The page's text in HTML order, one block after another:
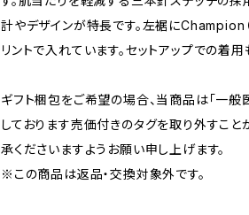
計やデザインが特長です。左裾にChampion
リントで入れています。セットアップでの着用
ギフト梱包をご希望の場合、当商品は「一
しております売価付きのタグを取り外すこと
承くださいますようお願い申し上げます。
※この商品は返品・交換対象外です。